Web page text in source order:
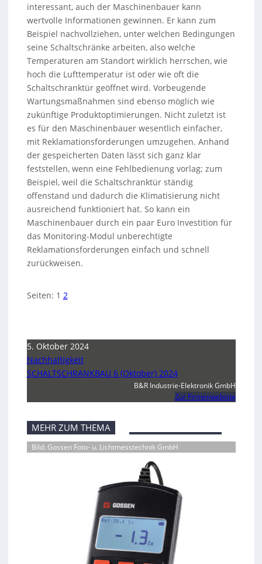
interessant, auch der Maschinenbauer kann
wertvolle Informationen gewinnen. Er kann zum
Beispiel nachvollziehen, unter welchen Bedingungen
seine Schaltschränke arbeiten, also welche
Temperaturen am Standort wirklich herrschen, wie
hoch die Lufttemperatur ist oder wie oft die
Schaltschranktür geöffnet wird. Vorbeugende
Wartungsmaßnahmen sind ebenso möglich wie
zukünftige Produktoptimierungen. Nicht zuletzt ist
es für den Maschinenbauer wesentlich einfacher,
mit Reklamationsforderungen umzugehen. Anhand
der gespeicherten Daten lässt sich ganz klar
feststellen, wenn eine Fehlbedienung vorlag; zum
Beispiel, weil die Schaltschranktür ständig
offenstand und dadurch die Klimatisierung nicht
ausreichend funktioniert hat. So kann ein
Maschinenbauer durch ein paar Euro Investition für
das Monitoring-Modul unberechtigte
Reklamationsforderungen einfach und schnell
zurückweisen.
Seiten: 1 2
5. Oktober 2024
Nachhaltigkeit
SCHALTSCHRANKBAU 6 (Oktober) 2024
B&R Industrie-Elektronik GmbH
Zur Firmenwebsite
MEHR ZUM THEMA
Bild: Gossen Foto- u. Lichtmesstechnik GmbH